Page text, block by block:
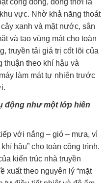
cộng đồng, đồng thời là
vực. Nhờ khả năng thoát
xanh và mặt nước, sân
và tạo vùng mát cho toàn
truyền tải giá trị cốt lõi của
theo khí hậu và
làm mát tự nhiên trước
động như một lớp hiên
với nắng – gió – mưa, vì
hậu” cho toàn công trình.
kiến trúc nhà truyền
xuất theo nguyên lý “mặt